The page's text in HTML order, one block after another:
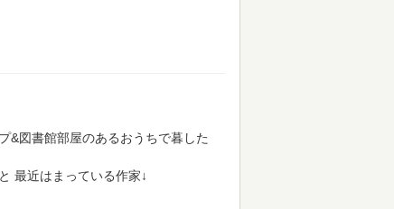
&図書館部屋のあるおうちで暮した
最近はまっている作家↓